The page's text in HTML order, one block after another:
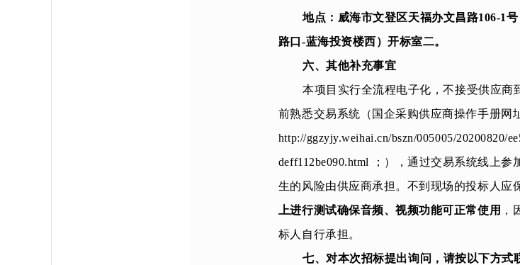
地点： 威海市文登区天福办文昌路106-1
路口-蓝海投资楼西）开标室二。
六、其他补充事宜
本项目实行全流程电子化，不接受供应商
前熟悉交易系统（国企采购供应商操作手册网
http://ggzyjy.weihai.cn/bszn/005005/20200820/
deff112be090.html ；），通过交易系统线上
生的风险由供应商承担。不到现场的投标人应
上进行测试确保音频、视频功能可正常使用 ，
标人自行承担。
七、对本次招标提出询问，请按以下方式